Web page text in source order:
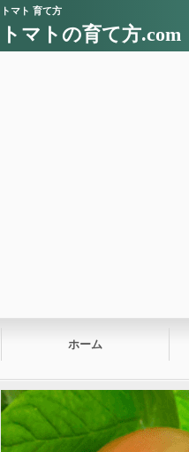
トマト 育て方
トマトの育て方.com
ホーム